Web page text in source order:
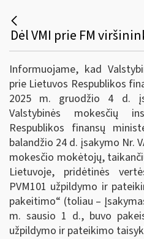
Informuojame, kad
prie Lietuvos Respublikos
2025 m. gruodžio 4 d.
Valstybinės mokesčių
Respublikos finansų
balandžio 24 d. įsakymo Nr.
mokesčio mokėtojų,
Lietuvoje, pridėtinės
PVM101 užpildymo ir
pakeitimo“ (toliau –
m. sausio 1 d., buvo
užpildymo ir pateikimo